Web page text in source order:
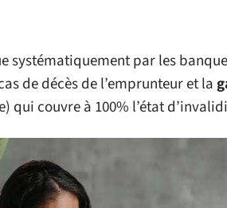
systématiquement par les
de décès de l’emprunteur et la
qui couvre à 100% l’état